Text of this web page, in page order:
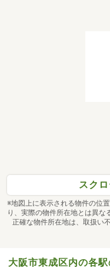
スク
※地図上に表示される物件の位
り、実際の物件所在地とは異な
正確な物件所在地は、取扱い
大阪市東成区内の各